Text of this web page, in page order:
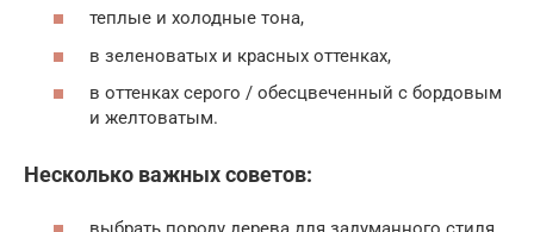
теплые и холодные тона,
в зеленоватых и красных оттенках,
в оттенках серого / обесцвеченный с бордовым
и желтоватым.
Несколько важных советов: